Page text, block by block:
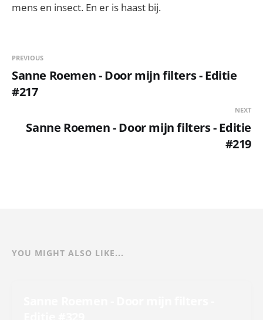
mens en insect. En er is haast bij.
PREVIOUS
Sanne Roemen - Door mijn filters - Editie
#217
NEXT
Sanne Roemen - Door mijn filters - Editie
#219
YOU MIGHT ALSO LIKE...